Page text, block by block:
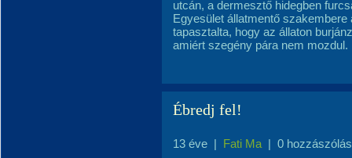
utcán, a dermesztő hidegben
Egyesület állatmentő
tapasztalta, hogy az állaton
amiért szegény pára nem mozdul.
Ébredj fel!
13 éve | Fati Ma | 0 hozzászólás